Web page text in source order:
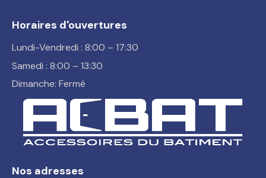
Horaires d'ouvertures
Lundi-Vendredi : 8:00 – 17:30
Samedi : 8:00 – 13:30
Dimanche: Fermé
Nos adresses